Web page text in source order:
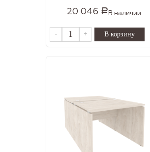
20 046 Р В наличии
- +